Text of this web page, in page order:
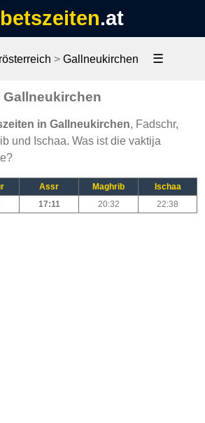
.at
> Gallneukirchen ☰
in Gallneukirchen, Fadschr,
und Ischaa. Was ist die vaktija
Assr Maghrib
Ischaa
17:11 20:32 22:38